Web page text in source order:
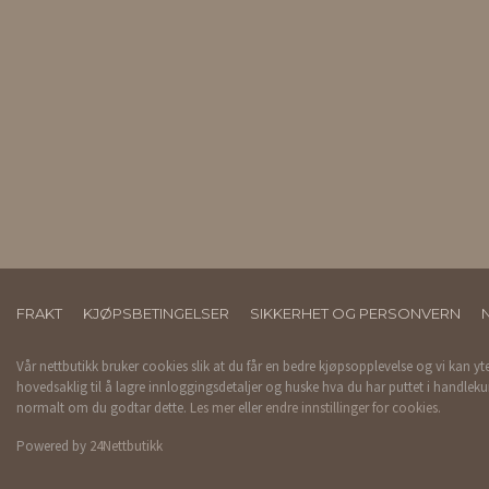
FRAKT KJØPSBETINGELSER SIKKERHET OG PERSONVERN
Vår nettbutikk bruker cookies slik at du får en bedre kjøpsopplevelse og vi kan
hovedsaklig til å lagre innloggingsdetaljer og huske hva du har puttet i
normalt om du godtar dette. Les mer eller endre innstillinger for cookies.
Powered by 24Nettbutikk